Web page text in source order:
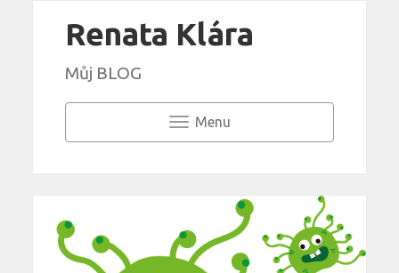
Renata Klára
Můj BLOG
Menu